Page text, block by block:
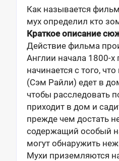
Как называется
мух определил кто
Краткое описание
Действие фильма
Англии начала 1800-
начинается с того,
(Сэм Райли) едет в
чтобы расследовать
приходит в дом и
прежде чем достать
содержащий особый
могут обнаружить
Мухи приземляются